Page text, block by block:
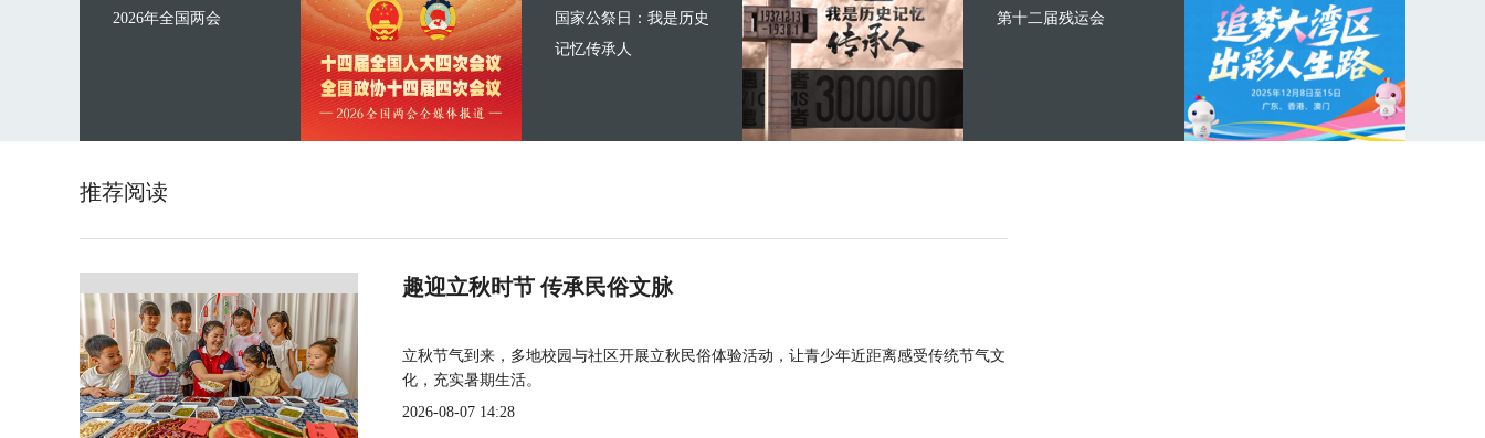
2026年全国两会
国家公祭日：我是历史
记忆传承人
第十二届残运会
推荐阅读
趣迎立秋时节 传承民俗文脉
立秋节气到来，多地校园与社区开展立秋民俗体验活动，让青少年近距离感受传统节气文
化，充实暑期生活。
2026-08-07 14:28